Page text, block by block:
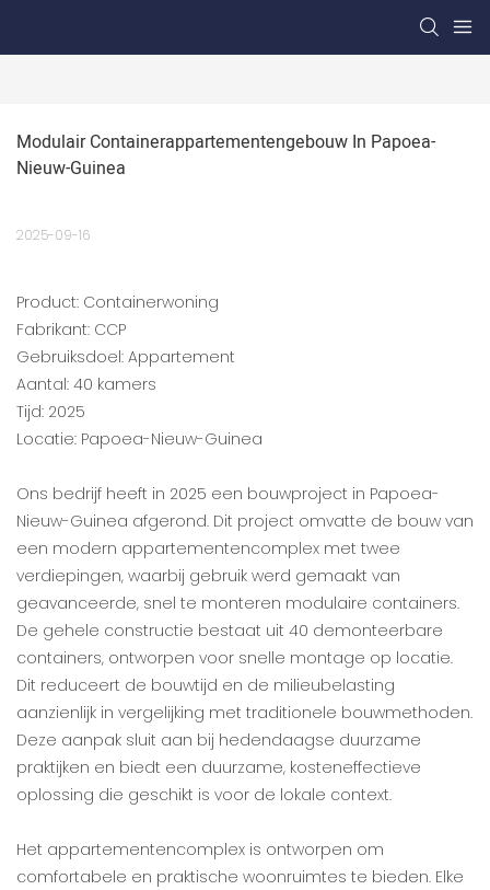
Modulair Containerappartementengebouw In Papoea-
Nieuw-Guinea
2025-09-16
Product: Containerwoning
Fabrikant: CCP
Gebruiksdoel: Appartement
Aantal: 40 kamers
Tijd: 2025
Locatie: Papoea-Nieuw-Guinea
Ons bedrijf heeft in 2025 een bouwproject in Papoea-
Nieuw-Guinea afgerond. Dit project omvatte de bouw van
een modern appartementencomplex met twee
verdiepingen, waarbij gebruik werd gemaakt van
geavanceerde, snel te monteren modulaire containers.
De gehele constructie bestaat uit 40 demonteerbare
containers, ontworpen voor snelle montage op locatie.
Dit reduceert de bouwtijd en de milieubelasting
aanzienlijk in vergelijking met traditionele bouwmethoden.
Deze aanpak sluit aan bij hedendaagse duurzame
praktijken en biedt een duurzame, kosteneffectieve
oplossing die geschikt is voor de lokale context.
Het appartementencomplex is ontworpen om
comfortabele en praktische woonruimtes te bieden. Elke